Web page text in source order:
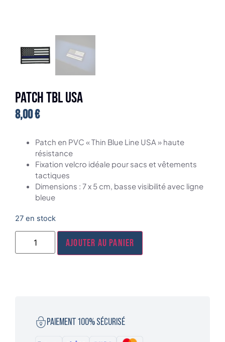
Patch TBL USA
8,00€
Patch en PVC « Thin Blue Line USA » haute
résistance
Fixation velcro idéale pour sacs et vêtements
tactiques
Dimensions : 7 x 5 cm, basse visibilité avec ligne
bleue
27 en stock
Ajouter au panier
PAIEMENT 100% SÉCURISÉ